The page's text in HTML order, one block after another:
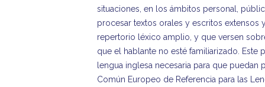
situaciones, en los ámbitos personal,
procesar textos orales y escritos extensos
repertorio léxico amplio, y que versen
que el hablante no esté familiarizado.
lengua inglesa necesaria para que puedan
Común Europeo de Referencia para las